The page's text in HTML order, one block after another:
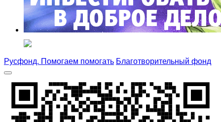
Русфонд. Помогаем помогать Благотворительный фонд